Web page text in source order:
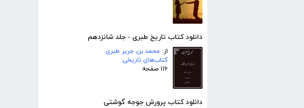
دانلود کتاب تاریخ طبری - جلد شانزدهم
از: محمد بن جریر طبری
کتاب‌های تاریخی
۱۱۶ صفحه
دانلود کتاب پرورش جوجه گوشتی